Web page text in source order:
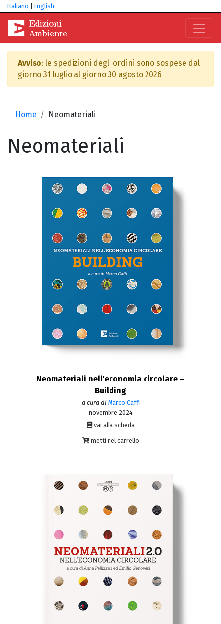
Italiano English
Avviso: le spedizioni degli ordini sono sospese dal
giorno 31 luglio al giorno 30 agosto 2026
Home Neomateriali
Neomateriali
Neomateriali nell'economia circolare –
Building
a cura di Marco Caffi
novembre 2024
vai alla scheda
metti nel carrello